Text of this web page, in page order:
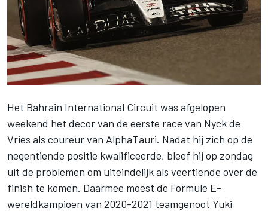
Het Bahrain International Circuit was afgelopen
weekend het decor van de eerste race van Nyck de
Vries als coureur van AlphaTauri. Nadat hij zich op de
negentiende positie kwalificeerde, bleef hij op zondag
uit de problemen om uiteindelijk als veertiende over de
finish te komen. Daarmee moest de Formule E-
wereldkampioen van 2020-2021 teamgenoot Yuki